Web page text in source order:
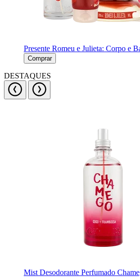
Presente Romeu e Julieta: Corpo e
Comprar
DESTAQUES
Mist Desodorante Perfumado